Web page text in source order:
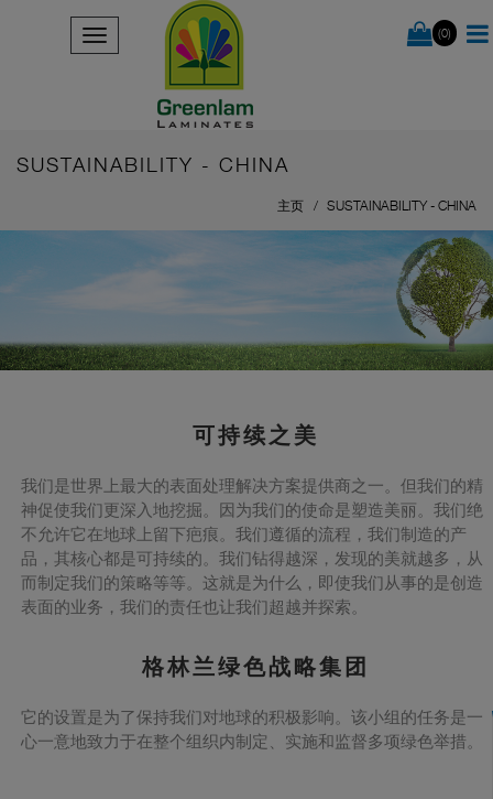
(0)
SUSTAINABILITY - CHINA
主页 SUSTAINABILITY - CHINA
可持续之美
我们是世界上最大的表面处理解决方案提供商之一。但我们的精
神促使我们更深入地挖掘。因为我们的使命是塑造美丽。我们绝
不允许它在地球上留下疤痕。我们遵循的流程，我们制造的产
品，其核心都是可持续的。我们钻得越深，发现的美就越多，从
而制定我们的策略等等。这就是为什么，即使我们从事的是创造
表面的业务，我们的责任也让我们超越并探索。
格林兰绿色战略集团
它的设置是为了保持我们对地球的积极影响。该小组的任务是一
心一意地致力于在整个组织内制定、实施和监督多项绿色举措。